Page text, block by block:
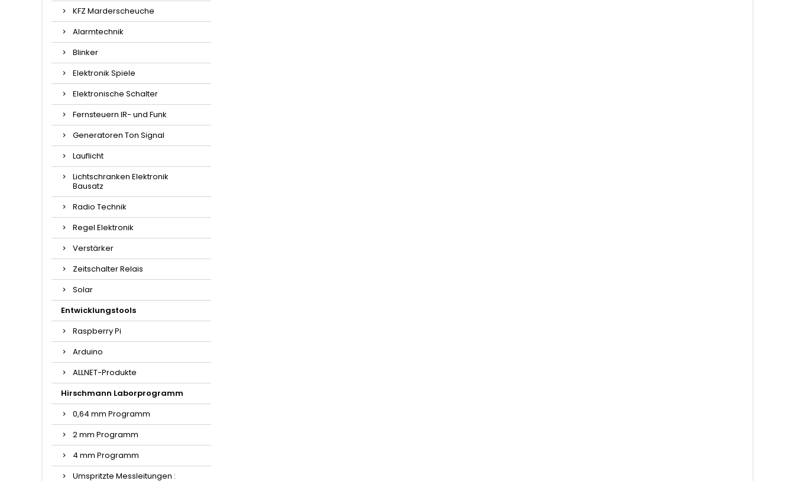
KFZ Marderscheuche
Alarmtechnik
Blinker
Elektronik Spiele
Elektronische Schalter
Fernsteuern IR- und Funk
Generatoren Ton Signal
Lauflicht
Lichtschranken Elektronik
Bausatz
Radio Technik
Regel Elektronik
Verstärker
Zeitschalter Relais
Solar
Entwicklungstools
Raspberry Pi
Arduino
ALLNET-Produkte
Hirschmann Laborprogramm
0,64 mm Programm
2 mm Programm
4 mm Programm
Umspritzte Messleitungen :